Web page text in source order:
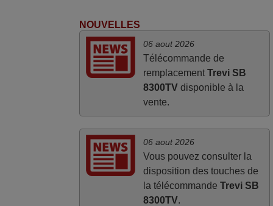
des différentes touches. De plus, elle est
directement utilisable moyennant
l'insertion des 2 piles fournies.
JEAN,
FRANCE
NOUVELLES
06 aout 2026
Télécommande de
remplacement Trevi SB
8300TVdisponible à la
vente.
06 aout 2026
Vous pouvez consulter la
disposition des touches de
la télécommande Trevi SB
8300TV.